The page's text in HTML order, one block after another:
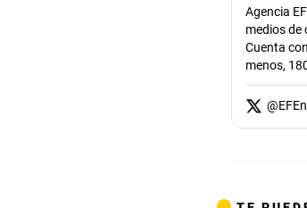
Agencia
medios de
Cuenta
menos,
@